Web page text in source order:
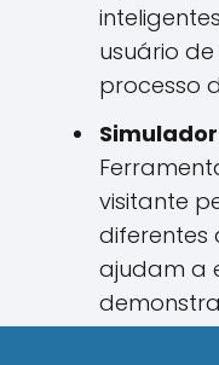
usuário
processo
visitante
diferentes
ajudam a